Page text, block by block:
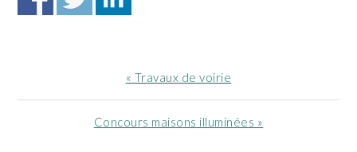
Article
précédent
:
« Travaux de voirie
Article
Concours maisons illuminées »